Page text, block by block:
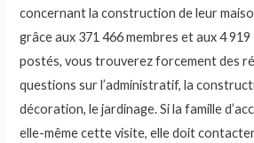
concernant la construction de leur
grâce aux 371 466 membres et aux 4 919
postés, vous trouverez forcement des
questions sur l’administratif, la
décoration, le jardinage. Si la famille
elle-même cette visite, elle doit